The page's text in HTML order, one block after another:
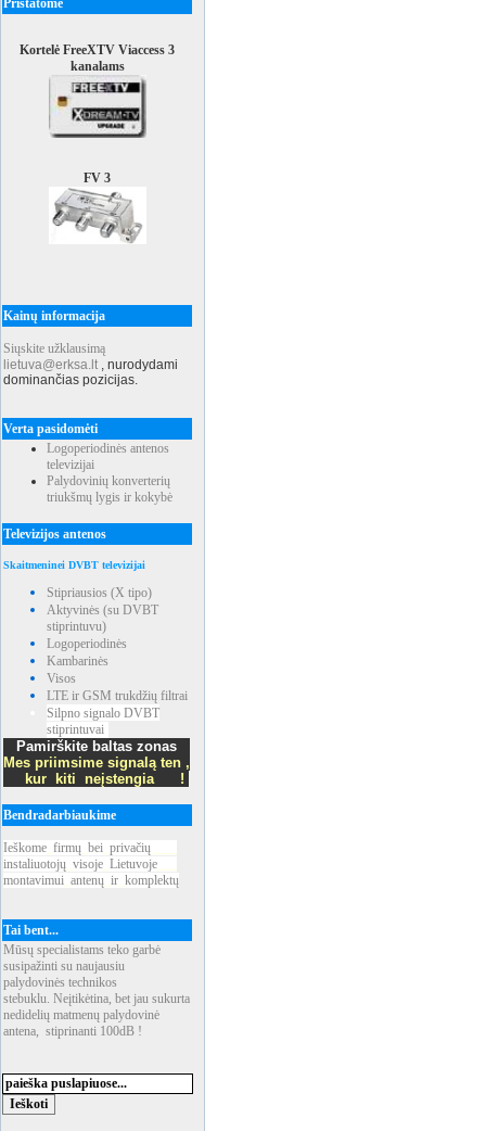
Pristatome
Kortelė FreeXTV Viaccess 3
kanalams
FV 3
Kainų informacija
Siųskite užklausimą
lietuva@erksa.lt , nurodydami
dominančias pozicijas.
Verta pasidomėti
Logoperiodinės antenos
televizijai
Palydovinių konverterių
triukšmų lygis ir kokybė
Televizijos antenos
Skaitmeninei DVBT televizijai
Stipriausios (X tipo)
Aktyvinės (su DVBT
stiprintuvu)
Logoperiodinės
Kambarinės
Visos
LTE ir GSM trukdžių filtrai
Silpno signalo DVBT
stiprintuvai
Pamirškite baltas zonas
Mes priimsime signalą ten ,
kur kiti neįstengia !
Bendradarbiaukime
Ieškome firmų bei privačių
instaliuotojų visoje Lietuvoje
montavimui antenų ir komplektų
Tai bent...
Mūsų specialistams teko garbė
susipažinti su naujausiu
palydovinės technikos
stebuklu. Neįtikėtina, bet jau sukurta
nedidelių matmenų palydovinė
antena, stiprinanti 100dB !